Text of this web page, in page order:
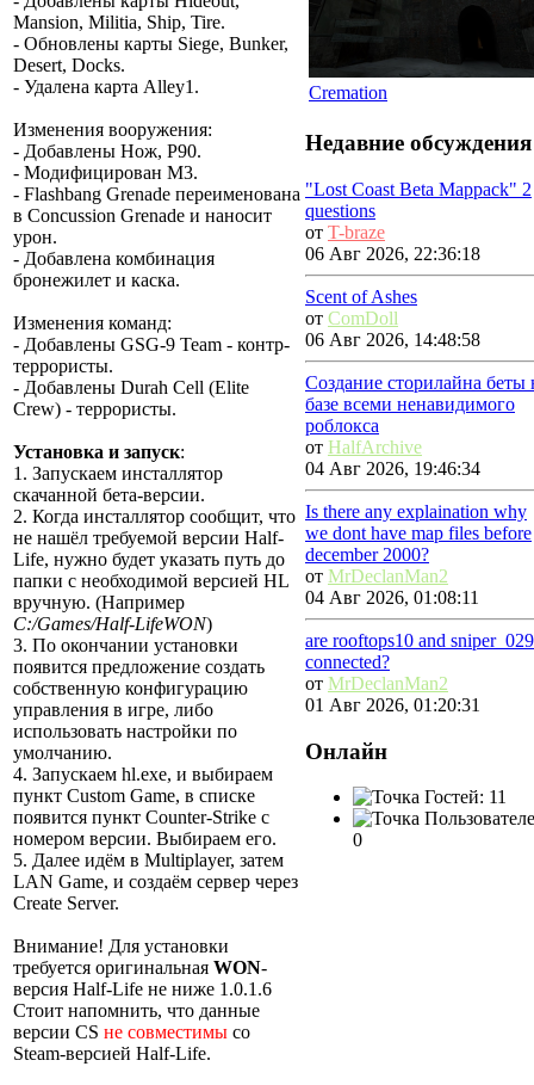
Mansion, Militia, Ship, Tire.
- Обновлены карты Siege, Bunker,
Desert, Docks.
- Удалена карта Alley1.
Изменения вооружения:
- Добавлены Нож, P90.
- Модифицирован M3.
- Flashbang Grenade переименована
в Concussion Grenade и наносит
урон.
- Добавлена комбинация
бронежилет и каска.
Изменения команд:
- Добавлены GSG-9 Team - контр-
террористы.
- Добавлены Durah Cell (Elite
Crew) - террористы.
Установка и запуск:
1. Запускаем инсталлятор
скачанной бета-версии.
2. Когда инсталлятор сообщит, что
не нашёл требуемой версии Half-
Life, нужно будет указать путь до
папки с необходимой версией HL
вручную. (Например
C:/Games/Half-LifeWON)
3. По окончании установки
появится предложение создать
собственную конфигурацию
управления в игре, либо
использовать настройки по
умолчанию.
4. Запускаем hl.exe, и выбираем
пункт Custom Game, в списке
появится пункт Counter-Strike с
номером версии. Выбираем его.
5. Далее идём в Multiplayer, затем
LAN Game, и создаём сервер через
Create Server.
Внимание! Для установки
требуется оригинальная WON-
версия Half-Life не ниже 1.0.1.6
Стоит напомнить, что данные
версии CS не совместимы со
Steam-версией Half-Life.
Cremation
Недавние обсуждения
"Lost Coast Beta Mappack" 2
questions
от T-braze
06 Авг 2026, 22:36:18
Scent of Ashes
от ComDoll
06 Авг 2026, 14:48:58
Создание сторилайна беты
базе всеми ненавидимого
роблокса
от HalfArchive
04 Авг 2026, 19:46:34
Is there any explaination why
we dont have map files before
december 2000?
от MrDeclanMan2
04 Авг 2026, 01:08:11
are rooftops10 and sniper_029
connected?
от MrDeclanMan2
01 Авг 2026, 01:20:31
Онлайн
Гостей: 11
0